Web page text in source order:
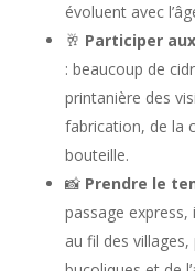
évoluent avec
🥂 Participer
: beaucoup de
printanière des
fabrication, de la
bouteille.
📸 Prendre le
passage
au fil des